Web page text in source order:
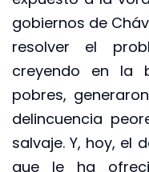
gobiernos de
resolver el
creyendo en la
pobres,
delincuencia
salvaje. Y, hoy, el
que le ha